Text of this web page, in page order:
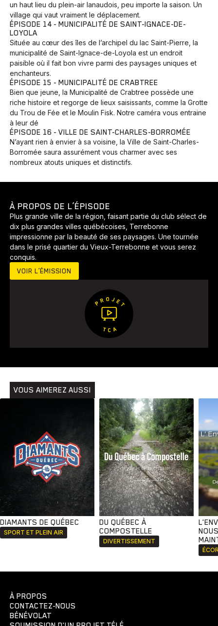
Animaux
Développement
Voyage Yoga
un haut lieu du plein-air lanaudois, peu importe la saison. Un
village qui vaut vraiment le déplacement.
ÉPISODE 14 - MUNICIPALITÉ DE SAINT-IGNACE-DE-
LOYOLA
Située au cœur des îles de l’archipel du lac Saint-Pierre, la
municipalité de Saint-Ignace-de-Loyola est un endroit
paisible où il fait bon vivre parmi des paysages uniques et
enchanteurs.
ÉPISODE 15 - MUNICIPALITÉ DE CRABTREE
Bien que jeune, la Municipalité de Crabtree possède une
riche histoire et regorge de lieux saisissants, comme la Grotte
du Trou de Fée et le Moulin Fisk. Notre caméra vous entraine
à leur dé
ÉPISODE 16 - VILLE DE SAINT-CHARLES-BORROMÉE
N’ayant rien à envier à sa voisine, la Ville de Saint-Charles-
Borromée saura assurément vous charmer avec ses
nombreux atouts uniques et distinctifs.
À PROPOS DE L’ÉPISODE
Plus grande ville de la région, faisant partie du club sélect de
dix plus grandes villes québécoises, Terrebonne
impressionne par la beauté de ses paysages. Une tournée
dans le prisé quartier du Vieux-Terrebonne et vous serez
conquis.
VOIR L’ÉMISSION
VOUS AIMEREZ AUSSI
DIAMANTS DE QUÉBEC
SPORT ET PLEIN AIR
DU QUÉBEC À
COMPOSTELLE
DIVERTISSEMENT
À PROPOS
CONTACTEZ-NOUS
BÉNÉVOLAT